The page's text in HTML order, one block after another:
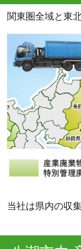
関東圏全域と東
当社は県内の収